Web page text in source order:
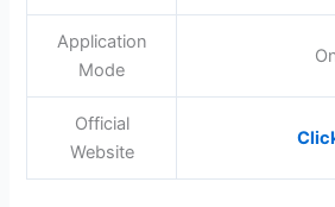
Application
Mode
Official
Website